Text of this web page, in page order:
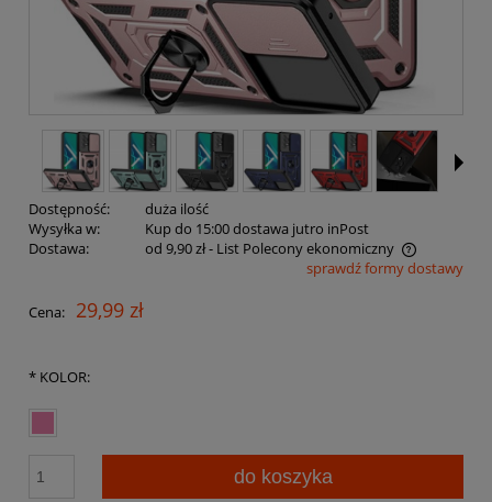
Dostępność:
duża ilość
Wysyłka w:
Kup do 15:00 dostawa jutro inPost
Dostawa:
od 9,90 zł- List Polecony ekonomiczny
Cena nie zawiera ewentualnych kosztów płatnościsprawdź formy dostawy
Cena: 29,99 zł
* KOLOR:
do koszyka